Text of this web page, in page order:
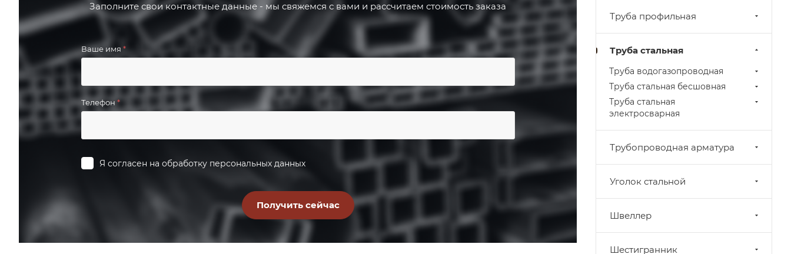
Заполните свои контактные данные - мы свяжемся с вами и рассчитаем стоимость заказа
Ваше имя *
Телефон *
Я согласен на обработку персональных данных
Труба профильная
Труба стальная
Труба водогазопроводная
Труба стальная бесшовная
Труба стальная
электросварная
Трубопроводная арматура
Уголок стальной
Швеллер
Шестигранник